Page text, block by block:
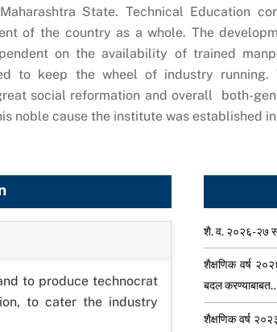
State. Technical Education
of the country as a whole. The
on the availability of trained
to keep the wheel of industry running.
social reformation and overall both-
noble cause the institute was established in
to produce technocrat
to cater the industry
शै. व. २०२६-२७
शैक्षणिक वर्ष
बदल
शैक्षणिक वर्ष